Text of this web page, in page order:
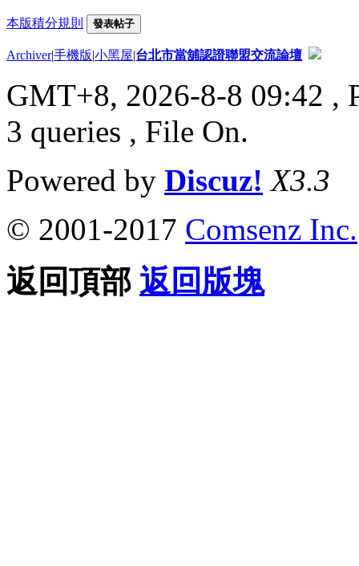
本版積分規則 發表帖子
Archiver|手機版|小黑屋|台北市當舖認證聯盟交流論壇
GMT+8, 2026-8-8 09:42 ,
3 queries , File On.
Powered by Discuz! X3.3
© 2001-2017 Comsenz Inc.
返回頂部 返回版塊